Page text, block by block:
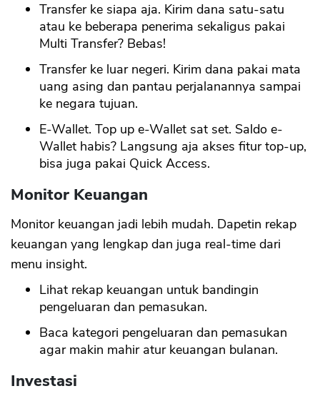
Transfer ke siapa aja. Kirim dana satu-satu
atau ke beberapa penerima sekaligus pakai
Multi Transfer? Bebas!
Transfer ke luar negeri. Kirim dana pakai mata
uang asing dan pantau perjalanannya sampai
ke negara tujuan.
E-Wallet. Top up e-Wallet sat set. Saldo e-
Wallet habis? Langsung aja akses fitur top-up,
bisa juga pakai Quick Access.
Monitor Keuangan
Monitor keuangan jadi lebih mudah. Dapetin rekap
keuangan yang lengkap dan juga real-time dari
menu insight.
Lihat rekap keuangan untuk bandingin
pengeluaran dan pemasukan.
Baca kategori pengeluaran dan pemasukan
agar makin mahir atur keuangan bulanan.
Investasi